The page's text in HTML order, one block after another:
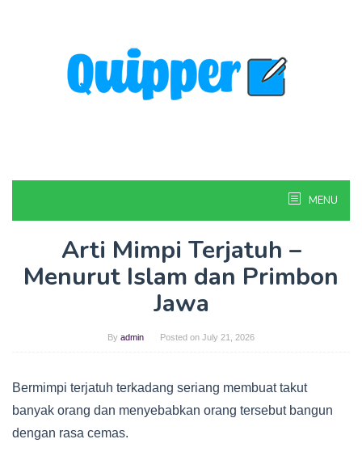
MENU
Arti Mimpi Terjatuh –
Menurut Islam dan Primbon
Jawa
By admin Posted on July 21, 2026
Bermimpi terjatuh terkadang seriang membuat takut
banyak orang dan menyebabkan orang tersebut bangun
dengan rasa cemas.